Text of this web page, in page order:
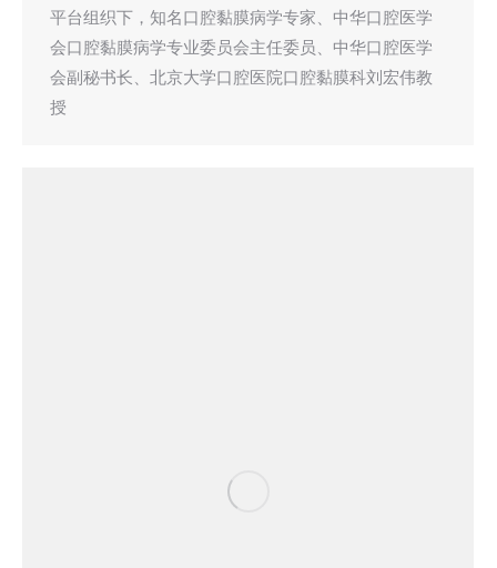
平台组织下，知名口腔黏膜病学专家、中华口腔医学
会口腔黏膜病学专业委员会主任委员、中华口腔医学
会副秘书长、北京大学口腔医院口腔黏膜科刘宏伟教
授